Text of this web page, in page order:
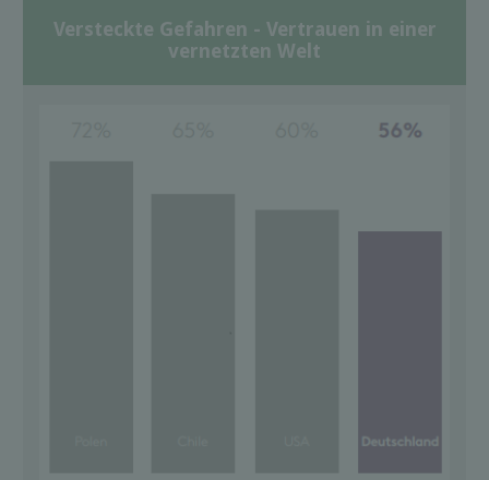
Versteckte Gefahren - Vertrauen in einer
vernetzten Welt